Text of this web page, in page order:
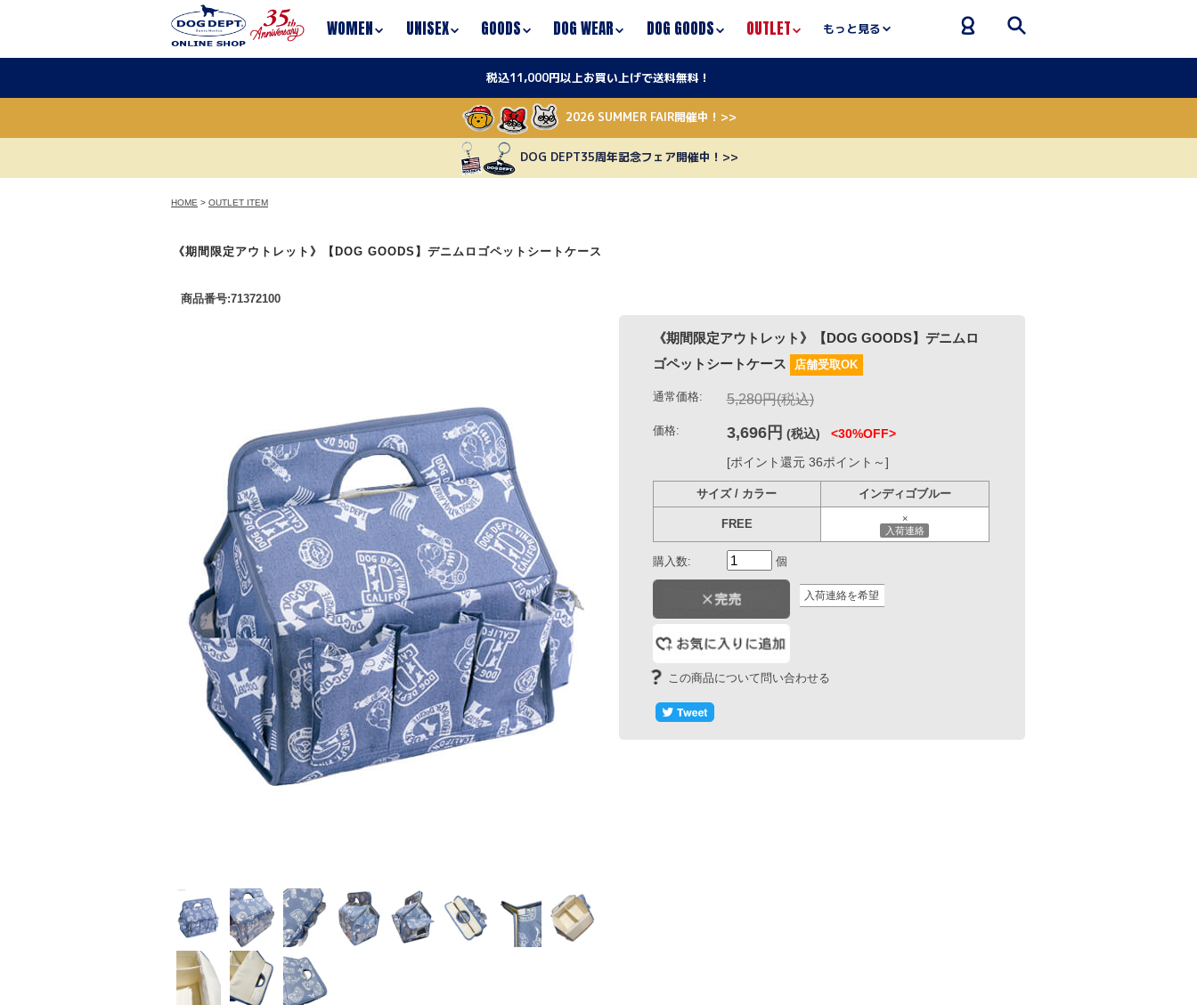
WOMEN UNISEX GOODS DOG WEAR DOG GOODS OUTLET もっと見る
税込11,000円以上お買い上げで送料無料！
2026 SUMMER FAIR開催中！>>
DOG DEPT35周年記念フェア開催中！>>
HOME > OUTLET ITEM
《期間限定アウトレット》【DOG GOODS】デニムロゴペットシートケース
商品番号:71372100
ゴペットシートケース 店舗受取OK
5,280円(税込)
3,696円 (税込)<30%OFF>
入荷連絡
個
入荷連絡を希望
この商品について問い合わせる